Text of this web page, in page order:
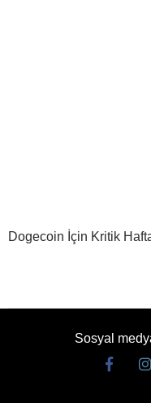
Dogecoin İçin Kritik
Sosyal